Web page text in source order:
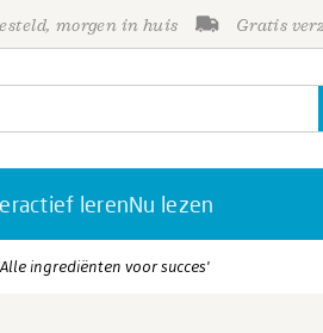
morgen in huis Gratis
lerenNu lezen
ingrediënten voor succes'